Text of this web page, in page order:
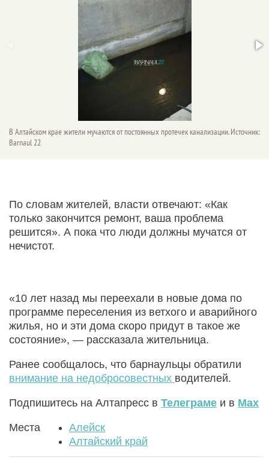
В Алтайском крае жители мучаются от постоянных протечек канализации. Источник:
Barnaul 22
По словам жителей, власти отвечают: «Как
только закончится ремонт, ваша проблема
решится». А пока что люди должны мучатся от
нечистот.
«10 лет назад мы переехали в новые дома по
программе переселения из ветхого и аварийного
жилья, но и эти дома скоро придут в такое же
состояние», — рассказала жительница.
Ранее сообщалось, что барнаульцы обратили
внимание на недобросовестных водителей.
Подпишитесь на Алтапресс в Телеграме и в Max
Места
Алейск
Алтайский край